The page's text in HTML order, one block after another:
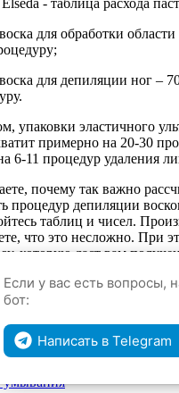
для обработки
для депиляции ног –
упаковки эластичного
примерно на 20-30
6-11 процедур удаления
почему так важно
процедур депиляции
таблиц и чисел.
что это несложно. При
которую даст вам
вы сможете полностью
правильные цены,
материалов и постепенно
умывания
Если у вас есть вопросы,
бот:
Написать в Telegram